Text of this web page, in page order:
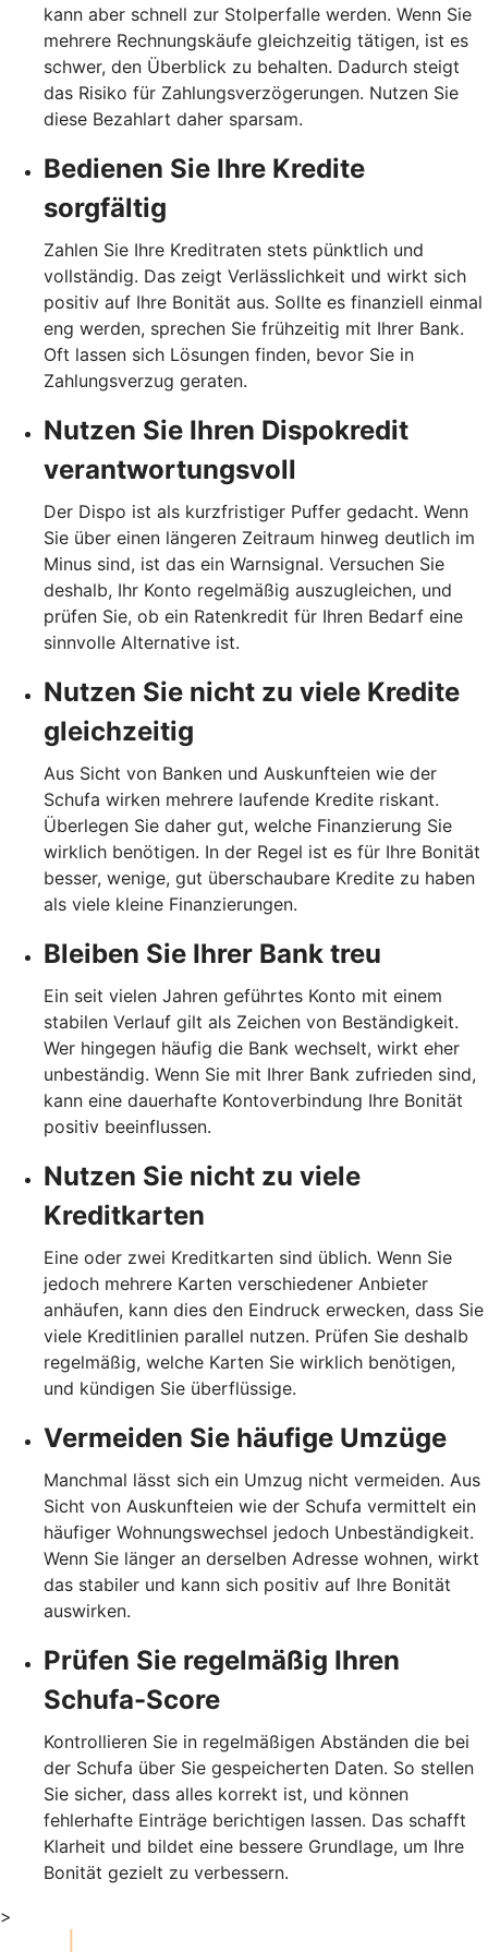
kann aber schnell zur Stolperfalle werden. Wenn Sie
mehrere Rechnungskäufe gleichzeitig tätigen, ist es
schwer, den Überblick zu behalten. Dadurch steigt
das Risiko für Zahlungsverzögerungen. Nutzen Sie
diese Bezahlart daher sparsam.
Bedienen Sie Ihre Kredite
sorgfältig
Zahlen Sie Ihre Kreditraten stets pünktlich und
vollständig. Das zeigt Verlässlichkeit und wirkt sich
positiv auf Ihre Bonität aus. Sollte es finanziell einmal
eng werden, sprechen Sie frühzeitig mit Ihrer Bank.
Oft lassen sich Lösungen finden, bevor Sie in
Zahlungsverzug geraten.
Nutzen Sie Ihren Dispokredit
verantwortungsvoll
Der Dispo ist als kurzfristiger Puffer gedacht. Wenn
Sie über einen längeren Zeitraum hinweg deutlich im
Minus sind, ist das ein Warnsignal. Versuchen Sie
deshalb, Ihr Konto regelmäßig auszugleichen, und
prüfen Sie, ob ein Ratenkredit für Ihren Bedarf eine
sinnvolle Alternative ist.
Nutzen Sie nicht zu viele Kredite
gleichzeitig
Aus Sicht von Banken und Auskunfteien wie der
Schufa wirken mehrere laufende Kredite riskant.
Überlegen Sie daher gut, welche Finanzierung Sie
wirklich benötigen. In der Regel ist es für Ihre Bonität
besser, wenige, gut überschaubare Kredite zu haben
als viele kleine Finanzierungen.
Bleiben Sie Ihrer Bank treu
Ein seit vielen Jahren geführtes Konto mit einem
stabilen Verlauf gilt als Zeichen von Beständigkeit.
Wer hingegen häufig die Bank wechselt, wirkt eher
unbeständig. Wenn Sie mit Ihrer Bank zufrieden sind,
kann eine dauerhafte Kontoverbindung Ihre Bonität
positiv beeinflussen.
Nutzen Sie nicht zu viele
Kreditkarten
Eine oder zwei Kreditkarten sind üblich. Wenn Sie
jedoch mehrere Karten verschiedener Anbieter
anhäufen, kann dies den Eindruck erwecken, dass Sie
viele Kreditlinien parallel nutzen. Prüfen Sie deshalb
regelmäßig, welche Karten Sie wirklich benötigen,
und kündigen Sie überflüssige.
Vermeiden Sie häufige Umzüge
Manchmal lässt sich ein Umzug nicht vermeiden. Aus
Sicht von Auskunfteien wie der Schufa vermittelt ein
häufiger Wohnungswechsel jedoch Unbeständigkeit.
Wenn Sie länger an derselben Adresse wohnen, wirkt
das stabiler und kann sich positiv auf Ihre Bonität
auswirken.
Prüfen Sie regelmäßig Ihren
Schufa-Score
Kontrollieren Sie in regelmäßigen Abständen die bei
der Schufa über Sie gespeicherten Daten. So stellen
Sie sicher, dass alles korrekt ist, und können
fehlerhafte Einträge berichtigen lassen. Das schafft
Klarheit und bildet eine bessere Grundlage, um Ihre
Bonität gezielt zu verbessern.
>